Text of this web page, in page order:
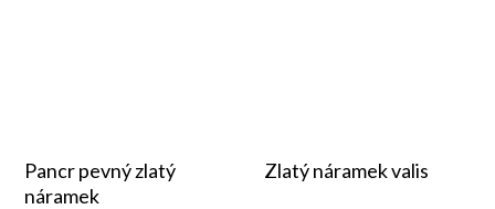
Pancr pevný zlatý
náramek
Zlatý náramek valis